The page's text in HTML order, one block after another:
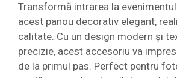
Transformă intrarea la
acest panou decorativ elegant,
calitate. Cu un design modern și
precizie, acest accesoriu va
de la primul pas. Perfect pentru